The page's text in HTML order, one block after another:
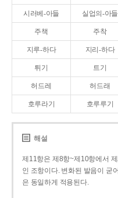
시러베-아들 실업의-아들
주책 주착
지루-하다 지리-하다
튀기 트기
허드레 허드래
호루라기 호루루기
해설
제11항은 제8항~제10항에서
인 조항이다. 변화된 발음이 굳
은 동일하게 적용된다.